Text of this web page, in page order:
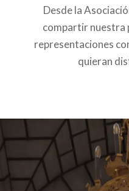
Desde la
compartir nuestra
representaciones
quieran